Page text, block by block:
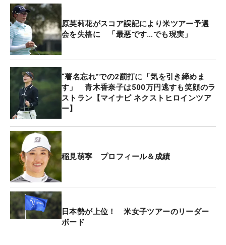
された。
＜関連規則＞
規則3.3b（2）
プレーヤーの責任：
ホールのスコア証明と、スコアカードの提出。ラウ
ンド中、プレーヤーは各ホールの自分のスコアの記
録をつけるべきである。
・マーカーがスコアカードのホールのスコアを証明
していることを確認しなければならない。
プレーヤーが規則3.3bのこれらの要件に違反した場
合、そのプレーヤーは失格となる。
（JLPGAローカルルール18）
ストロークプレーのスコアリング
プレーヤーまたはマーカーの証明がないことに対す
る規則3.3b（2）に基づく罰の修正：ローカルルー
原英莉花がスコア誤記により米ツアー予選
会を失格に 「最悪です…でも現実」
“署名忘れ”での2罰打に「気を引き締めま
す」 青木香奈子は500万円逃すも笑顔のラ
ストラン【マイナビ ネクストヒロインツア
ー】
稲見萌寧 プロフィール＆成績
日本勢が上位！ 米女子ツアーのリーダー
ボード